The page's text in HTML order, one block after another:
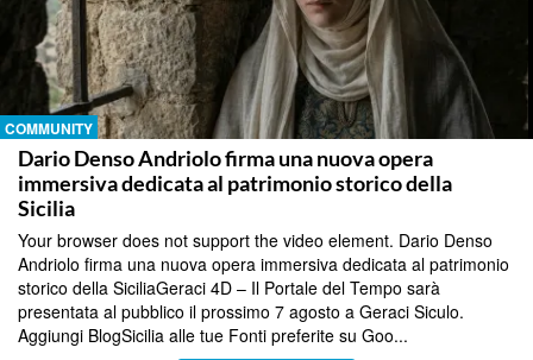
COMMUNITY
Dario Denso Andriolo firma una nuova opera
immersiva dedicata al patrimonio storico della
Sicilia
Your browser does not support the video element. Dario Denso
Andriolo firma una nuova opera immersiva dedicata al patrimonio
storico della SiciliaGeraci 4D – Il Portale del Tempo sarà
presentata al pubblico il prossimo 7 agosto a Geraci Siculo.
Aggiungi BlogSicilia alle tue Fonti preferite su Goo...